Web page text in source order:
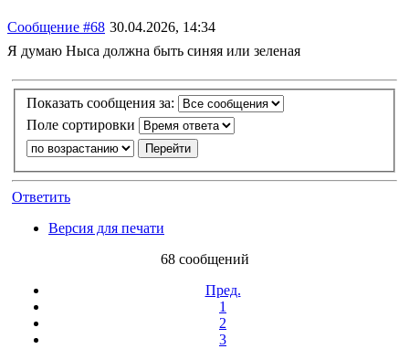
Сообщение #68 30.04.2026, 14:34
Я думаю Ныса должна быть синяя или зеленая
Показать сообщения за:
Поле сортировки
Ответить
Версия для печати
68 сообщений
Пред.
1
2
3